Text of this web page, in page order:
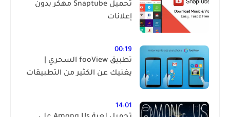
تحميل Snaptube مهكر بدون
إعلانات
00:19
تطبيق fooView السحري |
يغنيك عن الكثير من التطبيقات
14:01